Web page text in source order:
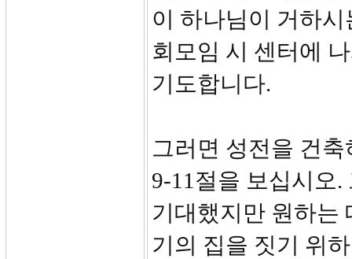
이 하나님이 거하
회모임 시 센터에
기도합니다.
그러면 성전을 건
9-11절을 보십시오
기대했지만 원하는
기의 집을 짓기 위